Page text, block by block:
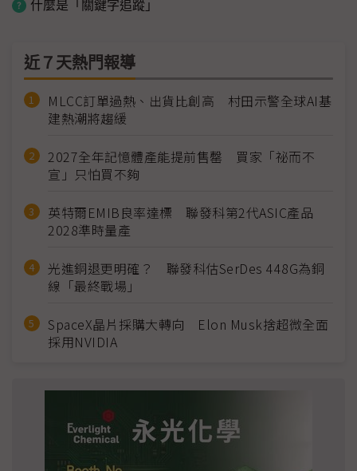
什麼是「關鍵字追蹤」
近７天熱門報導
MLCC訂單過熱、出貨比創高 村田示警全球AI基
建熱潮將趨緩
2027全年記憶體產能提前售罄 買家「祕而不
宣」只怕買不夠
英特爾EMIB良率達標 聯發科第2代ASIC產品
2028準時量產
光進銅退更明確？ 聯發科估SerDes 448G為銅
線「最終戰場」
SpaceX晶片採購大轉向 Elon Musk捨超微全面
採用NVIDIA